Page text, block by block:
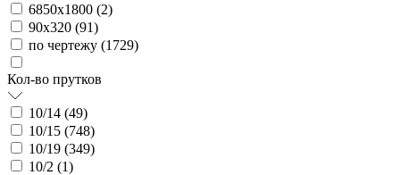
6850х1800 (2)
90х320 (91)
по чертежу (1729)
Кол-во прутков
10/14 (49)
10/15 (748)
10/19 (349)
10/2 (1)